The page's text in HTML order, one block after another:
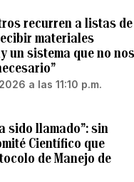
recurren a listas de
materiales
un sistema que no nos
a las 11:10 p.m.
sido llamado”: sin
Científico que
de Manejo de